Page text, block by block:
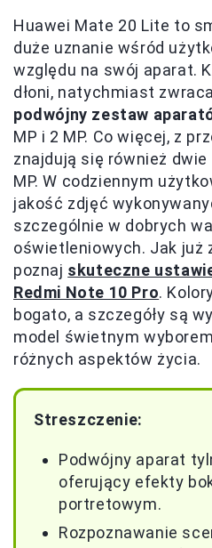
Huawei Mate 20 Lite to
duże uznanie wśród
względu na swój aparat.
dłoni, natychmiast
podwójny zestaw
MP i 2 MP. Co więcej, z
znajdują się również dwie
MP. W codziennym
jakość zdjęć
szczególnie w dobrych
oświetleniowych. Jak już
poznaj skuteczne
Redmi Note 10 Pro.
bogato, a szczegóły są
model świetnym
różnych aspektów życia.
Streszczenie:
Podwójny aparat
oferujący efekty
portretowym.
Rozpoznawanie